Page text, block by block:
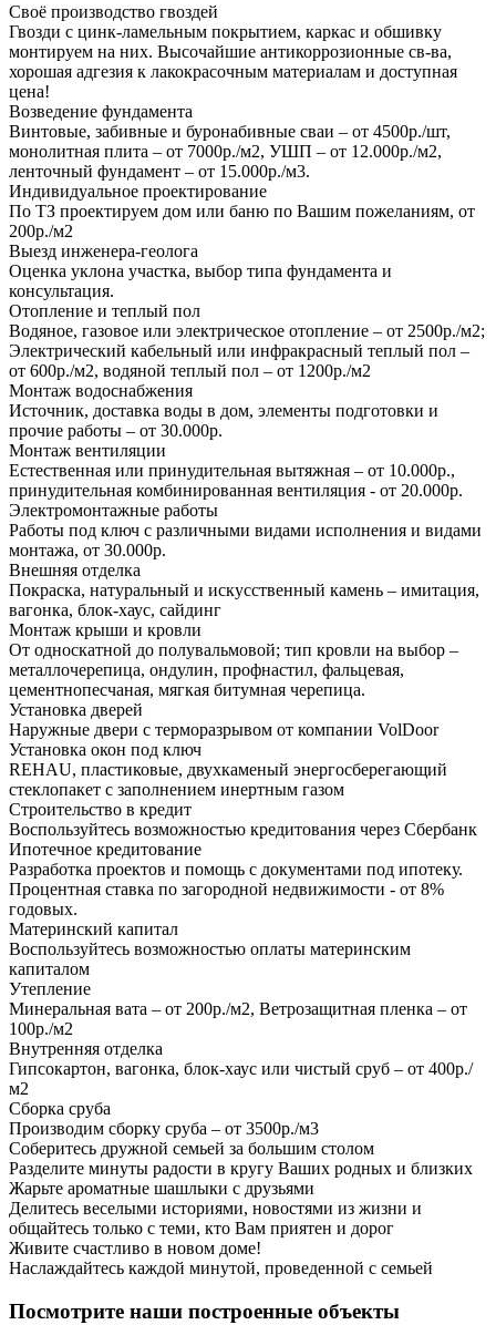
Своё производство гвоздей
Гвозди с цинк-ламельным покрытием, каркас и обшивку
монтируем на них. Высочайшие антикоррозионные св-ва,
хорошая адгезия к лакокрасочным материалам и доступная
цена!
Возведение фундамента
Винтовые, забивные и буронабивные сваи – от 4500р./шт,
монолитная плита – от 7000р./м2, УШП – от 12.000р./м2,
ленточный фундамент – от 15.000р./м3.
Индивидуальное проектирование
По ТЗ проектируем дом или баню по Вашим пожеланиям, от
200р./м2
Выезд инженера-геолога
Оценка уклона участка, выбор типа фундамента и
консультация.
Отопление и теплый пол
Водяное, газовое или электрическое отопление – от 2500р./м2;
Электрический кабельный или инфракрасный теплый пол –
от 600р./м2, водяной теплый пол – от 1200р./м2
Монтаж водоснабжения
Источник, доставка воды в дом, элементы подготовки и
прочие работы – от 30.000р.
Монтаж вентиляции
Естественная или принудительная вытяжная – от 10.000р.,
принудительная комбинированная вентиляция - от 20.000р.
Электромонтажные работы
Работы под ключ с различными видами исполнения и видами
монтажа, от 30.000р.
Внешняя отделка
Покраска, натуральный и искусственный камень – имитация,
вагонка, блок-хаус, сайдинг
Монтаж крыши и кровли
От односкатной до полувальмовой; тип кровли на выбор –
металлочерепица, ондулин, профнастил, фальцевая,
цементнопесчаная, мягкая битумная черепица.
Установка дверей
Наружные двери с терморазрывом от компании VolDoor
Установка окон под ключ
REHAU, пластиковые, двухкаменый энергосберегающий
стеклопакет с заполнением инертным газом
Строительство в кредит
Воспользуйтесь возможностью кредитования через Сбербанк
Ипотечное кредитование
Разработка проектов и помощь с документами под ипотеку.
Процентная ставка по загородной недвижимости - от 8%
годовых.
Материнский капитал
Воспользуйтесь возможностью оплаты материнским
капиталом
Утепление
Минеральная вата – от 200р./м2, Ветрозащитная пленка – от
100р./м2
Внутренняя отделка
Гипсокартон, вагонка, блок-хаус или чистый сруб – от 400р./
м2
Сборка сруба
Производим сборку сруба – от 3500р./м3
Соберитесь дружной семьей за большим столом
Разделите минуты радости в кругу Ваших родных и близких
Жарьте ароматные шашлыки с друзьями
Делитесь веселыми историями, новостями из жизни и
общайтесь только с теми, кто Вам приятен и дорог
Живите счастливо в новом доме!
Наслаждайтесь каждой минутой, проведенной с семьей
Посмотрите наши построенные объекты